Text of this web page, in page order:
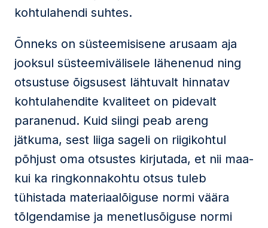
kohtulahendi suhtes.
Õnneks on süsteemisisene arusaam aja
jooksul süsteemivälisele lähenenud ning
otsustuse õigsusest lähtuvalt hinnatav
kohtulahendite kvaliteet on pidevalt
paranenud. Kuid siingi peab areng
jätkuma, sest liiga sageli on riigikohtul
põhjust oma otsustes kirjutada, et nii maa-
kui ka ringkonnakohtu otsus tuleb
tühistada materiaalõiguse normi väära
tõlgendamise ja menetlusõiguse normi